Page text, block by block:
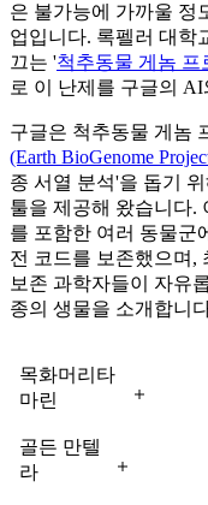
은 불가능에 가까울 정
업입니다. 록펠러 대학
끄는 '척추동물 게놈 프
로 이 난제를 구글의
구글은 척추동물 게놈
(Earth BioGenome
종 서열 분석'을 돕기
툴을 제공해 왔습니다.
를 포함한 여러 동물군
전 코드를 보존했으며,
보존 과학자들이 자유
종의 생물을 소개합니
목화머리타
마린
Tamarin)
콜롬비아 북
골든 만텔
라